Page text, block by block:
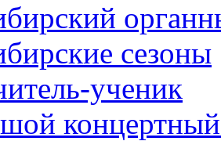
сезоны
ученик
концертный